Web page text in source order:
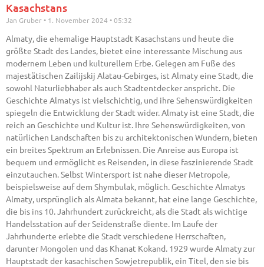
Kasachstans
Jan Gruber 1. November 2024 05:32
Almaty, die ehemalige Hauptstadt Kasachstans und heute die
größte Stadt des Landes, bietet eine interessante Mischung aus
modernem Leben und kulturellem Erbe. Gelegen am Fuße des
majestätischen Zailijskij Alatau-Gebirges, ist Almaty eine Stadt, die
sowohl Naturliebhaber als auch Stadtentdecker anspricht. Die
Geschichte Almatys ist vielschichtig, und ihre Sehenswürdigkeiten
spiegeln die Entwicklung der Stadt wider. Almaty ist eine Stadt, die
reich an Geschichte und Kultur ist. Ihre Sehenswürdigkeiten, von
natürlichen Landschaften bis zu architektonischen Wundern, bieten
ein breites Spektrum an Erlebnissen. Die Anreise aus Europa ist
bequem und ermöglicht es Reisenden, in diese faszinierende Stadt
einzutauchen. Selbst Wintersport ist nahe dieser Metropole,
beispielsweise auf dem Shymbulak, möglich. Geschichte Almatys
Almaty, ursprünglich als Almata bekannt, hat eine lange Geschichte,
die bis ins 10. Jahrhundert zurückreicht, als die Stadt als wichtige
Handelsstation auf der Seidenstraße diente. Im Laufe der
Jahrhunderte erlebte die Stadt verschiedene Herrschaften,
darunter Mongolen und das Khanat Kokand. 1929 wurde Almaty zur
Hauptstadt der kasachischen Sowjetrepublik, ein Titel, den sie bis